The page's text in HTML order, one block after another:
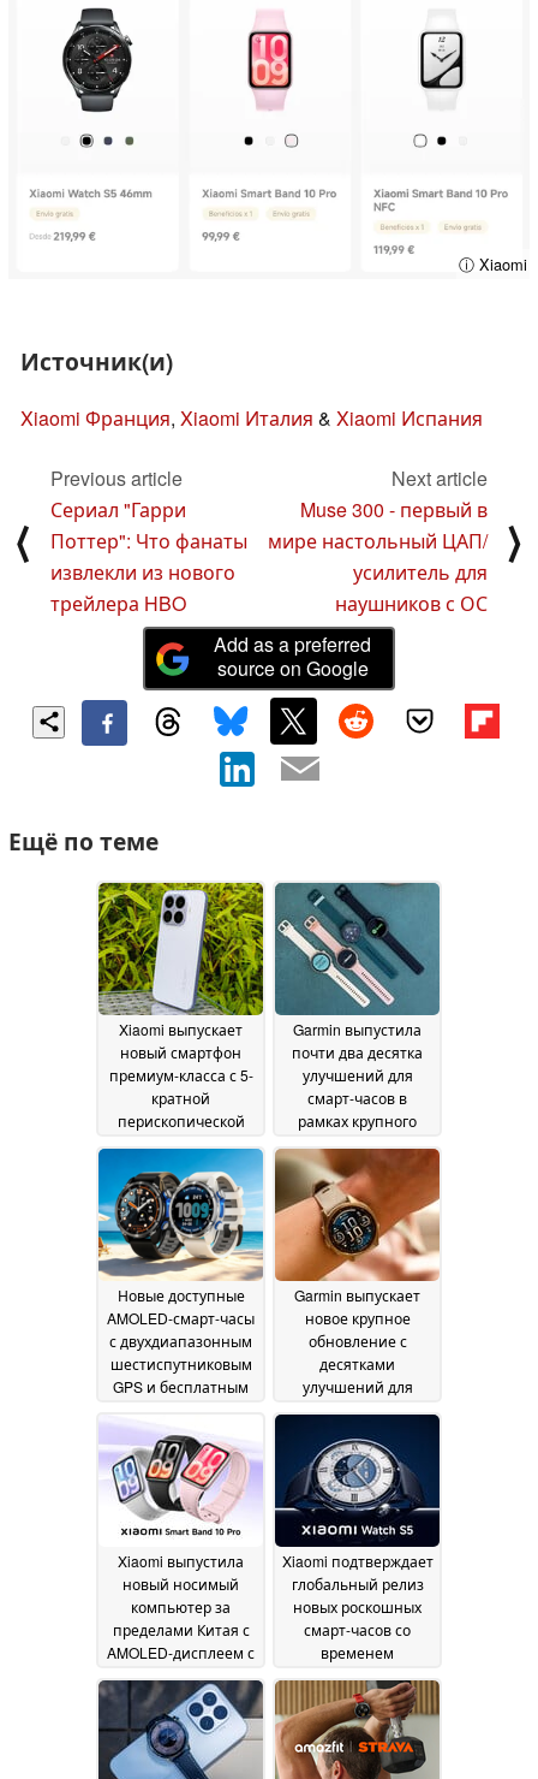
ⓘ Xiaomi
Источник(и)
Xiaomi Франция, Xiaomi Италия & Xiaomi Испания
⟨
Previous article
Сериал "Гарри
Поттер": Что фанаты
извлекли из нового
трейлера HBO
Next article
Muse 300 - первый в
мире настольный ЦАП/
усилитель для
наушников с ОС
⟩
Add as a preferred
source on Google
Ещё по теме
Xiaomi выпускает
новый смартфон
премиум-класса с 5-
кратной
перископической
аккумулятором на 6
500 мАч28 May 2026
Garmin выпустила
почти два десятка
улучшений для
смарт-часов в
рамках крупного
28 May
2026
Новые доступные
AMOLED-смарт-часы
с двухдиапазонным
шестиспутниковым
GPS и бесплатным
нержавеющей стали
27 May 2026
Garmin выпускает
новое крупное
обновление с
десятками
улучшений для
2026
Xiaomi выпустила
новый носимый
компьютер за
пределами Китая с
AMOLED-дисплеем с
временем
автономной работы
21 день26 May 2026
Xiaomi подтверждает
глобальный релиз
новых роскошных
смарт-часов со
временем
21 день и AMOLED-
дисплеем с яркостью
2 500 нит26 May 2026